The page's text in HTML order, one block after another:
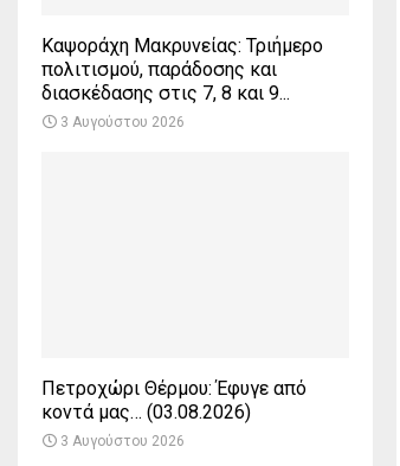
Καψοράχη Μακρυνείας: Τριήμερο
πολιτισμού, παράδοσης και
διασκέδασης στις 7, 8 και 9...
3 Αυγούστου 2026
Πετροχώρι Θέρμου: Έφυγε από
κοντά μας… (03.08.2026)
3 Αυγούστου 2026